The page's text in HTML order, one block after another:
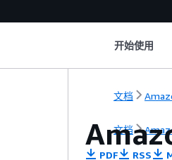
开始使用
文档
文档
PDF RSS